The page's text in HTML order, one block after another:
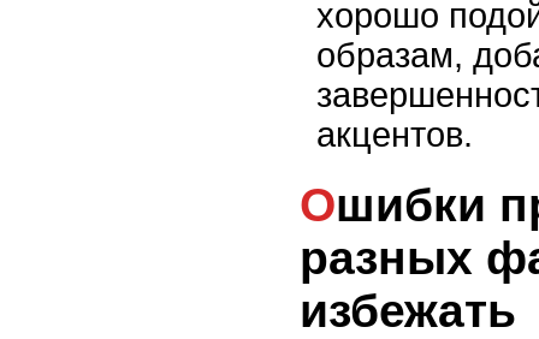
хорошо
образам,
акцентов.
Ошибки при сочетании
разных
избежать